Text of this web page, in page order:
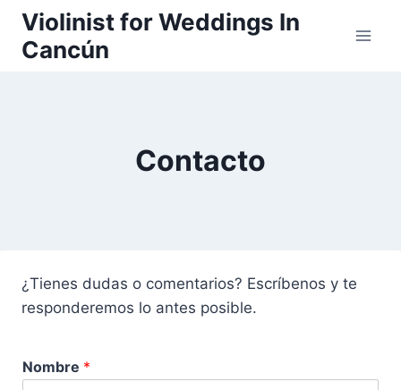
Saltar
contenido
Violinist for Weddings In
Cancún
Contacto
¿Tienes dudas o comentarios? Escríbenos y te
responderemos lo antes posible.
Nombre *